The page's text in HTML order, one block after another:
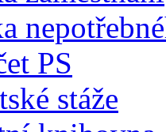
PS
stáže